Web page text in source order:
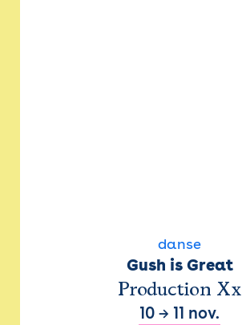
danse
Gush is Great
Production Xx
10 → 11 nov.